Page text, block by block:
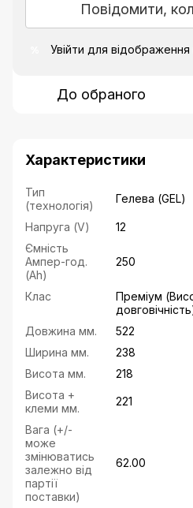
Повідомити,
Увійти для відображення
До обраного
Характеристики
Тип
(технологія)
Гелева (GEL)
Напруга (V)
12
Ємність
Ампер-год.
(Ah)
250
Клас
Преміум
Довжина мм.
522
Ширина мм.
238
Висота мм.
218
Висота +
клеми мм.
221
Вага (+/-
може
змінюватись
залежно від
партії
поставки)
62.00